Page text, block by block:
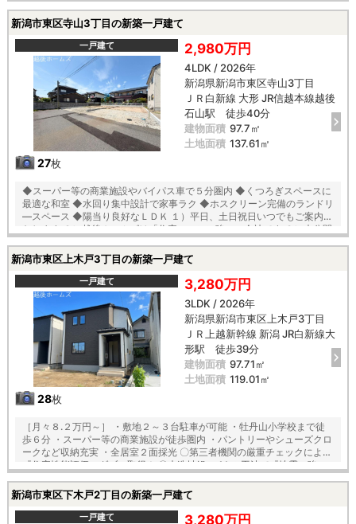
年保証 〇木造軸組×パネル工法で『地震に強い家』を実現！耐震等級
３！ 〇夏は涼しく、冬は暖かい『断熱等級５』 〇光熱費も抑えられる一
次エネルギー消費量『最高等級６』等の安心快適な住宅 〇第三者機関の
厳重チェックによる『住宅性能評価』ダブル取得 【教育】 竹尾小学校
徒歩３分 木戸中学校 徒歩２３分 【建築条件付】 施工会社：タクトホ
新潟市東区寺山3丁目の新築一戸建て
一戸建て
27枚
2,980万円
4LDK / 2026年
新潟県新潟市東区寺山3丁目
ＪＲ白新線 大形 JR信越本線越後
石山駅 徒歩40分
建物面積 97.7㎡
土地面積 137.61㎡
◆スーパー等の商業施設やバイパス車で５分圏内 ◆くつろぎスペースに
最適な和室 ◆水回り集中設計で家事ラク ◆ホスクリーン完備のランドリ
―スペース ◆陽当り良好なＬＤＫ １）平日、土日祝日いつでもご案内い
たします ２）越後ホームズは「住宅ローンに強い」会社です ３）未公開
キャンペーン実施中 ■自動洗浄機能付きの外壁サイディング ■地震に強
い「耐震等級３」の家！ ■厳しい第三者機関検査による「住宅性能評
価」W取得 ■「ベタ基礎」「地盤改良工事」実施 ■安心の建物１０年保
証（最大３５年まで延長可） ■年中無休のアフターサービスコールセン
ター設置 ■浴室乾燥機で天候に左右されずお洗濯が可能 【教育】 牡丹山
小学校 徒歩１７分 木戸中学校 徒歩１３分
新潟市東区上木戸3丁目の新築一戸建て
一戸建て
28枚
3,280万円
3LDK / 2026年
新潟県新潟市東区上木戸3丁目
ＪＲ上越新幹線 新潟 JR白新線大
形駅 徒歩39分
建物面積 97.71㎡
土地面積 119.01㎡
［月々８.２万円～］ ・敷地２～３台駐車が可能 ・牡丹山小学校まで徒
歩６分 ・スーパー等の商業施設が徒歩圏内 ・パントリーやシューズクロ
ークなど収納充実 ・全居室２面採光 〇第三者機関の厳重チェックによる
『住宅性能評価』ダブル取得！ 〇木造軸組×パネル工法で『地震に強い
は安心の２０年保証！ 〇建物は安心の１０年保証（最大３５年まで延長
可※条件有） 〇雨で汚れを落とす機能付き『外壁サイディング』 〇夏は
強い日差しをカット、冬は暖か『全窓複層ガラス・樹脂アングルサッ
新潟市東区下木戸2丁目の新築一戸建て
一戸建て 3,280万円